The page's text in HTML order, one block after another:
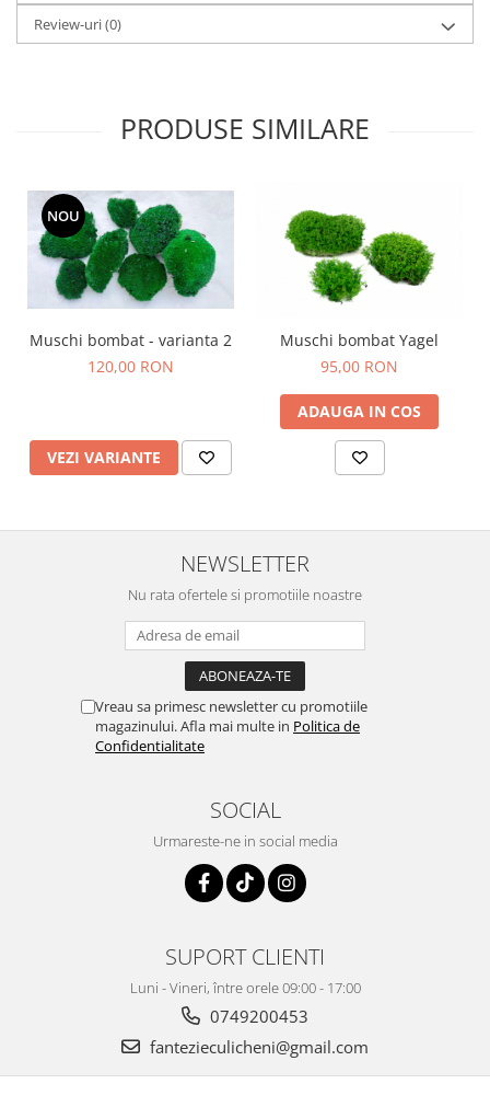
Review-uri(0)
PRODUSE SIMILARE
NOU
Muschi bombat - varianta 2
120,00 RON
VEZI VARIANTE
Muschi bombat Yagel
95,00 RON
ADAUGA IN COS
NEWSLETTER
Nu rata ofertele si promotiile noastre
Vreau sa primesc newsletter cu promotiile
magazinului. Afla mai multe in Politica de
Confidentialitate
SOCIAL
Urmareste-ne in social media
SUPORT CLIENTI
Luni - Vineri, între orele 09:00 - 17:00
0749200453
fantezieculicheni@gmail.com